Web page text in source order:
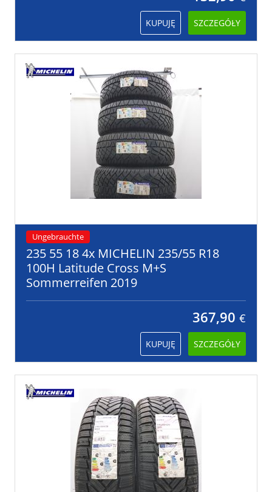
KUPUJĘ SZCZEGÓŁY
Ungebrauchte
235 55 18 4x MICHELIN 235/55 R18
100H Latitude Cross M+S
Sommerreifen 2019
367,90 €
KUPUJĘ SZCZEGÓŁY